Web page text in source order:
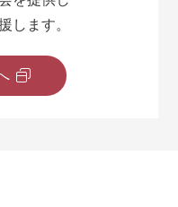
します。